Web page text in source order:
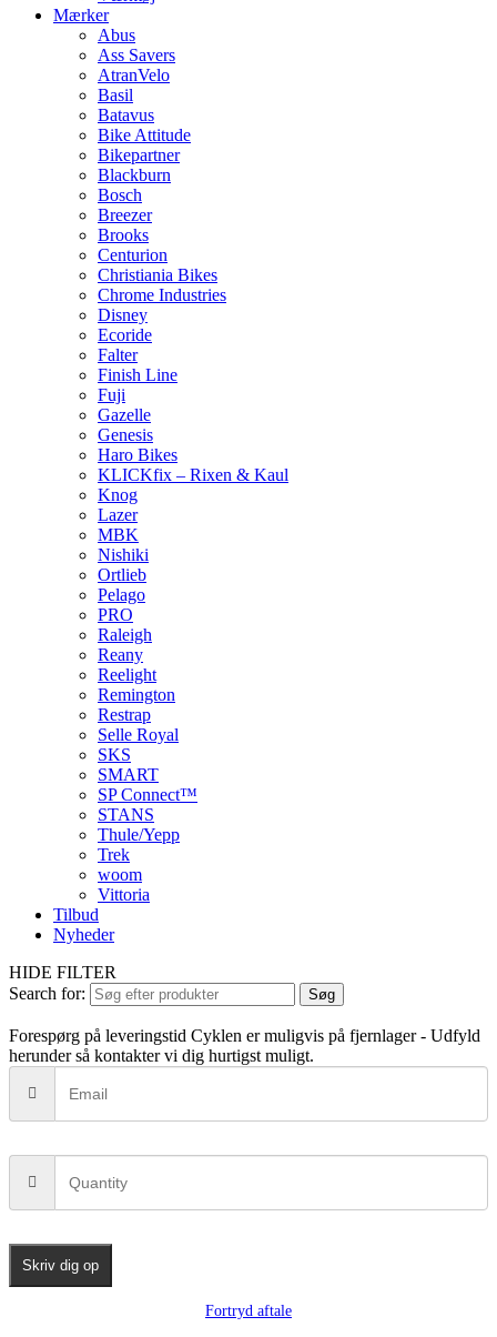
Mærker
Abus
Ass Savers
AtranVelo
Basil
Batavus
Bike Attitude
Bikepartner
Blackburn
Bosch
Breezer
Brooks
Centurion
Christiania Bikes
Chrome Industries
Disney
Ecoride
Falter
Finish Line
Fuji
Gazelle
Genesis
Haro Bikes
KLICKfix – Rixen & Kaul
Knog
Lazer
MBK
Nishiki
Ortlieb
Pelago
PRO
Raleigh
Reany
Reelight
Remington
Restrap
Selle Royal
SKS
SMART
SP Connect™
STANS
Thule/Yepp
Trek
woom
Vittoria
Tilbud
Nyheder
HIDE FILTER
Search for:
Søg
Forespørg på leveringstid Cyklen er muligvis på fjernlager - Udfyld
herunder så kontakter vi dig hurtigst muligt.
Skriv dig op
Fortryd aftale